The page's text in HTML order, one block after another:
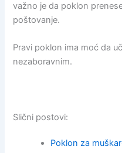
važno je da poklon
poštovanje.
Pravi poklon ima moć da
nezaboravnim.
Slični postovi:
Poklon za